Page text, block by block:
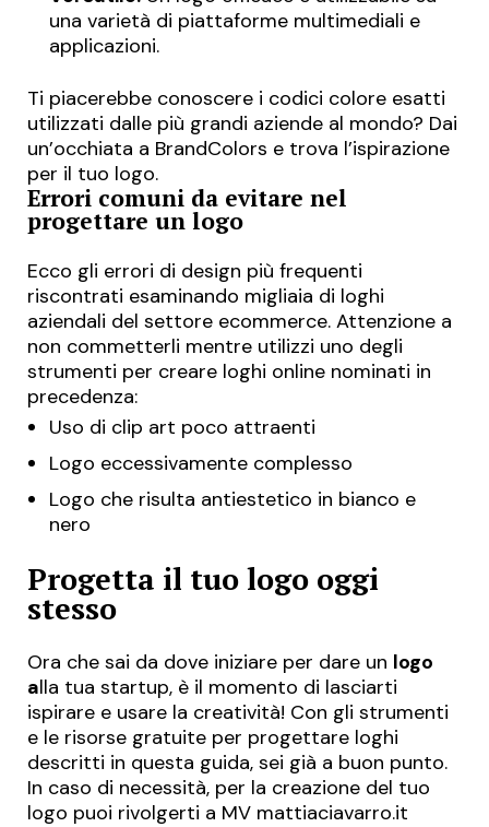
una varietà di piattaforme multimediali e
applicazioni.
Ti piacerebbe conoscere i codici colore esatti
utilizzati dalle più grandi aziende al mondo? Dai
un’occhiata a BrandColors e trova l’ispirazione
per il tuo logo.
Errori comuni da evitare nel
progettare un logo
Ecco gli errori di design più frequenti
riscontrati esaminando migliaia di loghi
aziendali del settore ecommerce. Attenzione a
non commetterli mentre utilizzi uno degli
strumenti per creare loghi online nominati in
precedenza:
Uso di clip art poco attraenti
Logo eccessivamente complesso
Logo che risulta antiestetico in bianco e
nero
Progetta il tuo logo oggi
stesso
Ora che sai da dove iniziare per dare un logo
alla tua startup, è il momento di lasciarti
ispirare e usare la creatività! Con gli strumenti
e le risorse gratuite per progettare loghi
descritti in questa guida, sei già a buon punto.
In caso di necessità, per la creazione del tuo
logo puoi rivolgerti a MV mattiaciavarro.it